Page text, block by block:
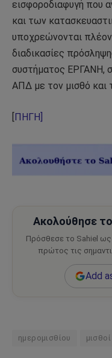
εισφοροδιαφυγή που
και των
υποχρεώνονται
διαδικασίες
συστήματος ΕΡΓΑΝΗ,
ΑΠΔ με τον μισθό και
ΠΗΓΗ]
Ακολούθησε
Πρόσθεσε το Sahiel ως
πρώτος τις
Add
ημερομισθίου μισθοί